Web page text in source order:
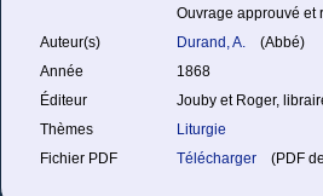
Ouvrage approuvé et
Auteur(s)
Durand, A.
(Abbé)
Année
1868
Éditeur
Jouby et Roger,
Thèmes
Liturgie
Fichier PDF
Télécharger (PDF